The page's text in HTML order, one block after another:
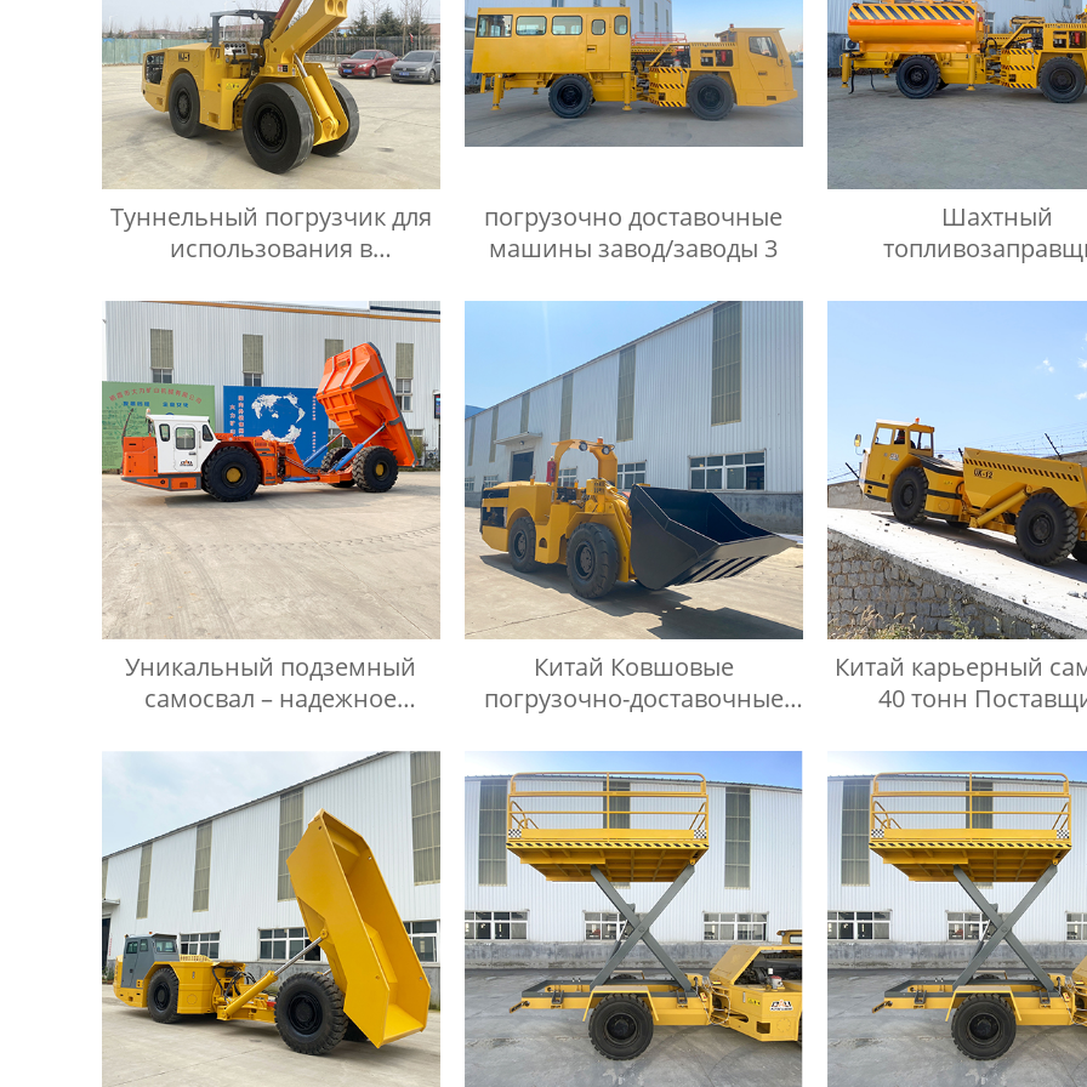
Туннельный погрузчик для
использования в
погрузочно доставочные
машины завод/заводы 3
Шахтный
Уникальный подземный
самосвал – надежное
горнодобывающего
процесса
Китай Ковшовые
погрузочно-доставочные
Китай карьерный
40 тонн